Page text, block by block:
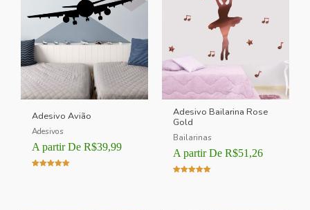
Adesivo Avião
Adesivos
A partir De R$39,99
Adesivo Bailarina Rose
Gold
Bailarinas
A partir De R$51,26